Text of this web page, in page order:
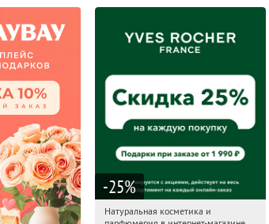
-25%
07:40:22 Получили:
Натуральная косметика и